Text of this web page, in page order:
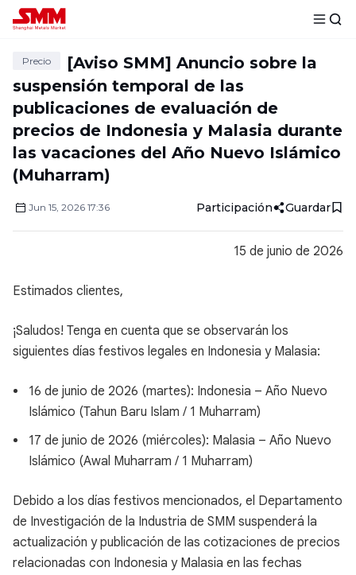
Precio
[Aviso SMM] Anuncio sobre la
suspensión temporal de las
publicaciones de evaluación de
precios de Indonesia y Malasia durante
las vacaciones del Año Nuevo Islámico
(Muharram)
Jun 15, 2026 17:36 Participación Guardar
15 de junio de 2026
Estimados clientes,
¡Saludos! Tenga en cuenta que se observarán los
siguientes días festivos legales en Indonesia y Malasia:
16 de junio de 2026 (martes): Indonesia – Año Nuevo
Islámico (Tahun Baru Islam / 1 Muharram)
17 de junio de 2026 (miércoles): Malasia – Año Nuevo
Islámico (Awal Muharram / 1 Muharram)
Debido a los días festivos mencionados, el Departamento
de Investigación de la Industria de SMM suspenderá la
actualización y publicación de las cotizaciones de precios
relacionadas con Indonesia y Malasia en las fechas